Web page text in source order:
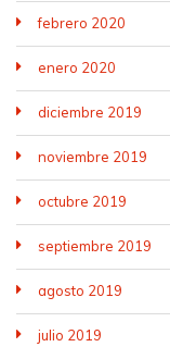
febrero 2020
enero 2020
diciembre 2019
noviembre 2019
octubre 2019
septiembre 2019
agosto 2019
julio 2019